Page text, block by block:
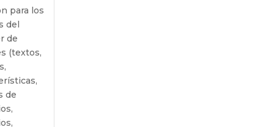
para los
del
de
(textos,
de